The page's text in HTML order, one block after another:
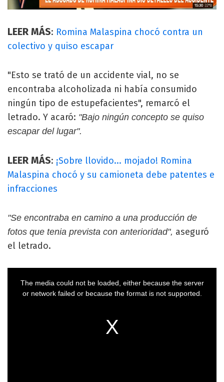
LEER MÁS: Romina Malaspina chocó contra un
colectivo y quiso escapar
"Esto se trató de un accidente vial, no se
encontraba alcoholizada ni había consumido
ningún tipo de estupefacientes", remarcó el
letrado. Y acaró: "Bajo ningún concepto se quiso
escapar del lugar".
LEER MÁS: ¡Sobre llovido... mojado! Romina
Malaspina chocó y su camioneta debe patentes e
infracciones
"Se encontraba en camino a una producción de
fotos que tenia prevista con anterioridad", aseguró
el letrado.